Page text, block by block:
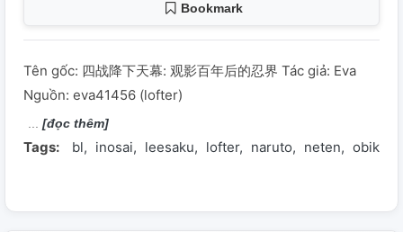
Bookmark
Tên gốc: 四战降下天幕: 观影百年后的忍界 Tác giả: Eva
Nguồn: eva41456 (lofter)
[đọc thêm]
Tags: bl inosai leesaku lofter naruto neten obikaka